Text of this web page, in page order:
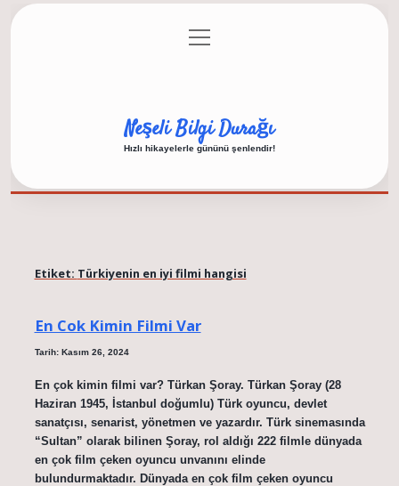
Gizlilik Politikası
menüyü
aç
Neşeli Bilgi Durağı
Hızlı hikayelerle gününü şenlendir!
Etiket: Türkiyenin en iyi filmi hangisi
En Cok Kimin Filmi Var
Tarih: Kasım 26, 2024
En çok kimin filmi var? Türkan Şoray. Türkan Şoray (28
Haziran 1945, İstanbul doğumlu) Türk oyuncu, devlet
sanatçısı, senarist, yönetmen ve yazardır. Türk sinemasında
“Sultan” olarak bilinen Şoray, rol aldığı 222 filmle dünyada
en çok film çeken oyuncu unvanını elinde
bulundurmaktadır. Dünyada en çok film çeken oyuncu